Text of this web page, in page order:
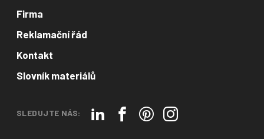
Firma
Reklamační řád
Kontakt
Slovník materiálů
SLEDUJTE NÁS: